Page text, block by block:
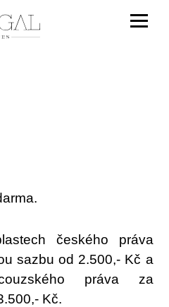
českého práva
sazbu od 2.500,- Kč a
práva za
Kč.